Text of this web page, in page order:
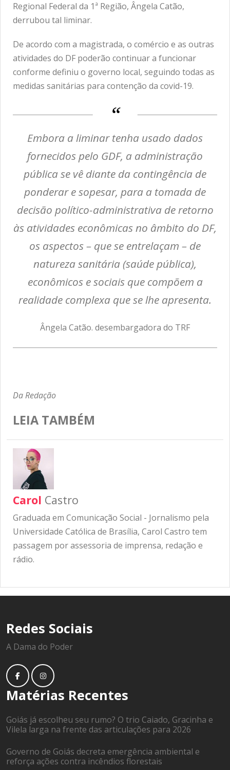
Regional Federal da 1ª Região, Ângela Catão,
derrubou tal liminar.
De acordo com a magistrada, o comércio e as outras
atividades do DF poderão continuar a funcionar
conforme definiu o governo local, seguindo todas as
medidas sanitárias para contenção da covid-19.
Embora a liminar tenha usado dados
fornecidos pelo GDF, a administração
pública se vê diante da contingência de
ponderar e sopesar, para a tomada de
decisão político-administrativa de retorno
às atividades econômicas no âmbito do DF,
os aspectos – que se entrelaçam – de
natureza sanitária (saúde pública),
econômicos e sociais que compõem a
realidade complexa que se lhe apresenta.
Ângela Catão. desembargadora do TRF
Da Redação
LEIA TAMBÉM
Carol Castro
Graduada em Comunicação Social - Jornalismo pela
Universidade Católica de Brasília, Carol Castro tem
passagem por assessoria de imprensa, redação e
rádio.
Redes Sociais
A Dama do Poder
Matérias Recentes
Goiás já escolheu seu rumo? O trio Caiado, Gracinha e
Vilela larga na frente das articulações para 2026
Governo de Goiás decreta emergência ambiental e
reforça ações contra incêndios florestais